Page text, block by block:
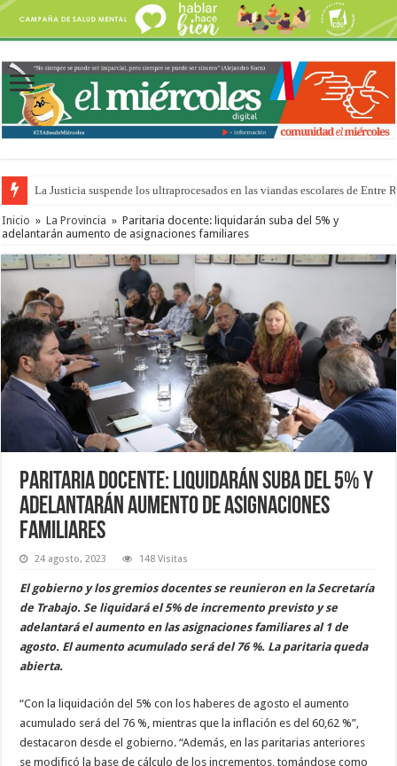
La Justicia suspende los ultraprocesados en las viandas escolares de Entre
Se presentará la obra “La Runfla de los Macanos”
Inicio » La Provincia » Paritaria docente: liquidarán suba del 5% y
adelantarán aumento de asignaciones familiares
Paritaria docente: liquidarán suba del 5% y
adelantarán aumento de asignaciones
familiares
24 agosto, 2023 148 Visitas
El gobierno y los gremios docentes se reunieron en la Secretaría
de Trabajo. Se liquidará el 5% de incremento previsto y se
adelantará el aumento en las asignaciones familiares al 1 de
agosto. El aumento acumulado será del 76 %. La paritaria queda
abierta.
“Con la liquidación del 5% con los haberes de agosto el aumento
acumulado será del 76 %, mientras que la inflación es del 60,62 %”,
destacaron desde el gobierno. “Además, en las paritarias anteriores
se modificó la base de cálculo de los incrementos, tomándose como